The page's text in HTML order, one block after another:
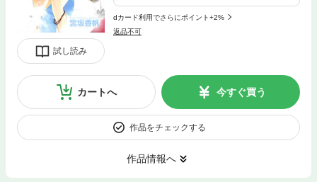
試し読み
dカード利用でさらにポイント+2%
返品不可
カートへ 今すぐ買う
作品をチェックする
作品情報へ